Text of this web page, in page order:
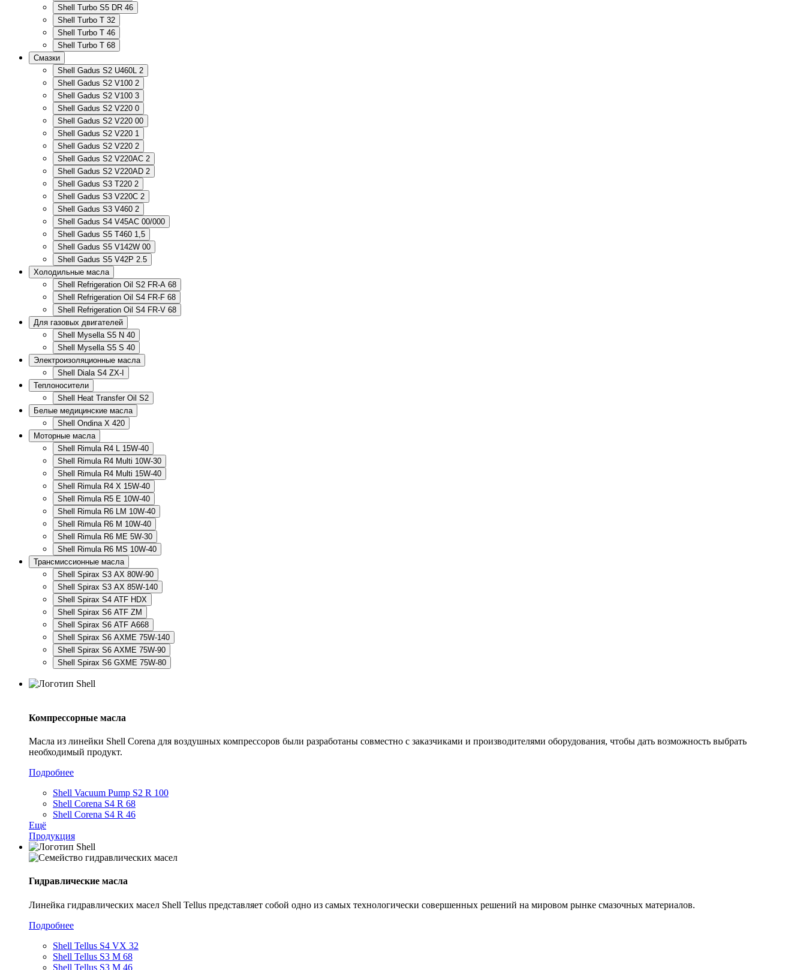
Shell Turbo S5 DR 46
Shell Turbo T 32
Shell Turbo T 46
Shell Turbo T 68
Смазки
Shell Gadus S2 U460L 2
Shell Gadus S2 V100 2
Shell Gadus S2 V100 3
Shell Gadus S2 V220 0
Shell Gadus S2 V220 00
Shell Gadus S2 V220 1
Shell Gadus S2 V220 2
Shell Gadus S2 V220AC 2
Shell Gadus S2 V220AD 2
Shell Gadus S3 T220 2
Shell Gadus S3 V220C 2
Shell Gadus S3 V460 2
Shell Gadus S4 V45AC 00/000
Shell Gadus S5 T460 1,5
Shell Gadus S5 V142W 00
Shell Gadus S5 V42P 2.5
Холодильные масла
Shell Refrigeration Oil S2 FR-A 68
Shell Refrigeration Oil S4 FR-F 68
Shell Refrigeration Oil S4 FR-V 68
Для газовых двигателей
Shell Mysella S5 N 40
Shell Mysella S5 S 40
Электроизоляционные масла
Shell Diala S4 ZX-I
Теплоносители
Shell Heat Transfer Oil S2
Белые медицинские масла
Shell Ondina X 420
Моторные масла
Shell Rimula R4 L 15W-40
Shell Rimula R4 Multi 10W-30
Shell Rimula R4 Multi 15W-40
Shell Rimula R4 X 15W-40
Shell Rimula R5 E 10W-40
Shell Rimula R6 LM 10W-40
Shell Rimula R6 M 10W-40
Shell Rimula R6 ME 5W-30
Shell Rimula R6 MS 10W-40
Трансмиссионные масла
Shell Spirax S3 AX 80W-90
Shell Spirax S3 AX 85W-140
Shell Spirax S4 ATF HDX
Shell Spirax S6 ATF ZM
Shell Spirax S6 ATF А668
Shell Spirax S6 AXME 75W-140
Shell Spirax S6 AXME 75W-90
Shell Spirax S6 GXME 75W-80
Компрессорные масла
Масла из линейки Shell Corena для воздушных компрессоров были разработаны совместно с заказчиками и производителями оборудования, чтобы дать возможность выбрать
необходимый продукт.
Подробнее
Shell Vacuum Pump S2 R 100
Shell Corena S4 R 68
Shell Corena S4 R 46
Ещё
Продукция
Гидравлические масла
Линейка гидравлических масел Shell Tellus представляет собой одно из самых технологически совершенных решений на мировом рынке смазочных материалов.
Подробнее
Shell Tellus S4 VX 32
Shell Tellus S3 M 68
Shell Tellus S3 M 46